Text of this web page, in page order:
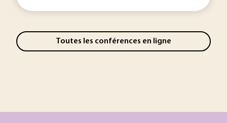
Toutes les conférences en ligne